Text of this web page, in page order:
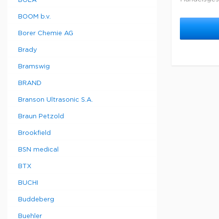
BOOM b.v.
Borer Chemie AG
Brady
Bramswig
BRAND
Branson Ultrasonic S.A.
Braun Petzold
Brookfield
BSN medical
BTX
BUCHI
Buddeberg
Buehler
включая